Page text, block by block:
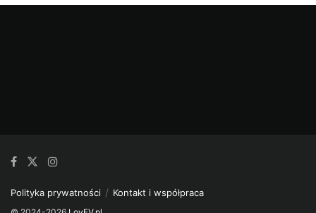
Polityka prywatności Kontakt i współpraca